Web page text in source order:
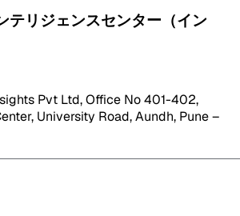
テリジェンスセンター（イン
Pvt Ltd, Office No 401-402,
University Road, Aundh, Pune –